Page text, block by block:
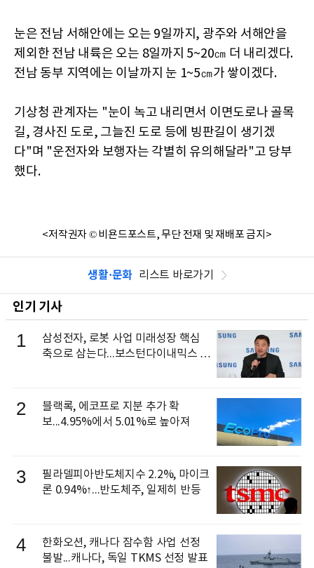
눈은 전남 서해안에는 오는 9일까지, 광주와 서해안을
제외한 전남 내륙은 오는 8일까지 5~20㎝ 더 내리겠다.
전남 동부 지역에는 이날까지 눈 1~5㎝가 쌓이겠다.
기상청 관계자는 "눈이 녹고 내리면서 이면도로나 골목
길, 경사진 도로, 그늘진 도로 등에 빙판길이 생기겠
다"며 "운전자와 보행자는 각별히 유의해달라"고 당부
했다.
<저작권자 © 비욘드포스트, 무단 전재 및 재배포 금지>
생활·문화 리스트 바로가기
인기 기사
1
삼성전자, 로봇 사업 미래성장 핵심
축으로 삼는다...보스턴다이내믹스 출
2
블랙록, 에코프로 지분 추가 확
보...4.95%에서 5.01%로 높아져
3
필라델피아반도체지수 2.2%, 마이크
론 0.94%↑...반도체주, 일제히 반등
4
한화오션, 캐나다 잠수함 사업 선정
불발...캐나다, 독일 TKMS 선정 발표